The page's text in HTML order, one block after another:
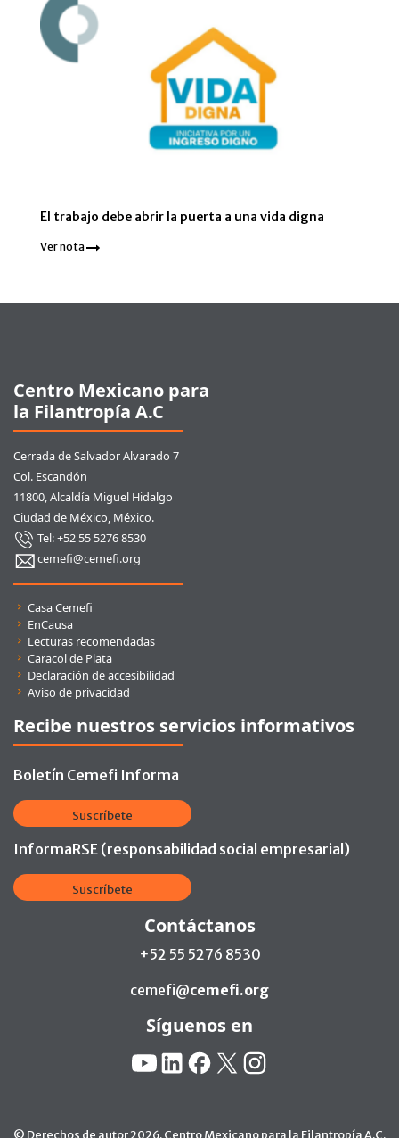
El trabajo debe abrir la puerta a una vida digna
Ver nota
Centro Mexicano para
la Filantropía A.C
Cerrada de Salvador Alvarado 7
Col. Escandón
11800, Alcaldía Miguel Hidalgo
Ciudad de México, México.
Tel: +52 55 5276 8530
cemefi@cemefi.org
Enlaces rápidos
Casa Cemefi
EnCausa
Lecturas recomendadas
Caracol de Plata
Declaración de accesibilidad
Aviso de privacidad
Recibe nuestros servicios informativos
Boletín Cemefi Informa
Suscríbete
InformaRSE (responsabilidad social empresarial)
Suscríbete
Contáctanos
+52 55 5276 8530
cemefi@cemefi.org
Síguenos en
YouTube
LinkedinFacebook
X Instagram
© Derechos de autor 2026. Centro Mexicano para la Filantropía A.C.